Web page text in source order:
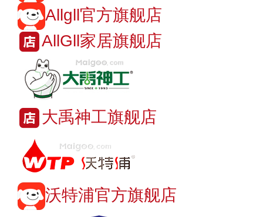
Allgll官方旗舰店
AllGll家居旗舰店
大禹神工旗舰店
沃特浦官方旗舰店